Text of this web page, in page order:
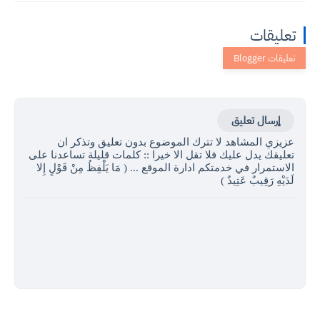
تعليقات
إرسال تعليق
عزيزي المشاهد لا تترك الموضوع بدون تعليق وتذكر ان
تعليقك يدل عليك فلا تقل الا خيرا :: كلمات قليلة تساعدنا على
الاستمرار في خدمتكم ادارة الموقع ... ( مَا يَلْفِظُ مِنْ قَوْلٍ إِلا
لَدَيْهِ رَقِيبٌ عَتِيدٌ )